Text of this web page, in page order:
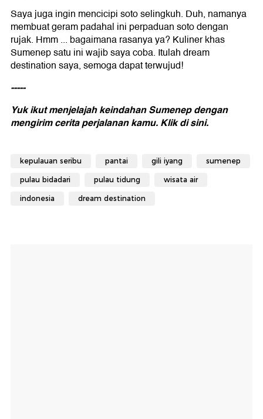
Saya juga ingin mencicipi soto selingkuh. Duh, namanya
membuat geram padahal ini perpaduan soto dengan
rujak. Hmm ... bagaimana rasanya ya? Kuliner khas
Sumenep satu ini wajib saya coba. Itulah dream
destination saya, semoga dapat terwujud!
-----
Yuk ikut menjelajah keindahan Sumenep dengan
mengirim cerita perjalanan kamu.Klik di sini.
kepulauan seribu pantai gili iyang sumenep
pulau bidadari pulau tidung wisata air
indonesia dream destination